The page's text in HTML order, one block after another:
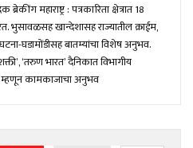
महाराष्ट्र : पत्रकारिता क्षेत्रात 18
भुसावळसह खान्देशासह राज्यातील क्राईम,
घडामोंडीसह बातम्यांचा विशेष अनुभव.
‘तरुण भारत’ दैनिकात विभागीय
म्हणून कामकाजाचा अनुभव